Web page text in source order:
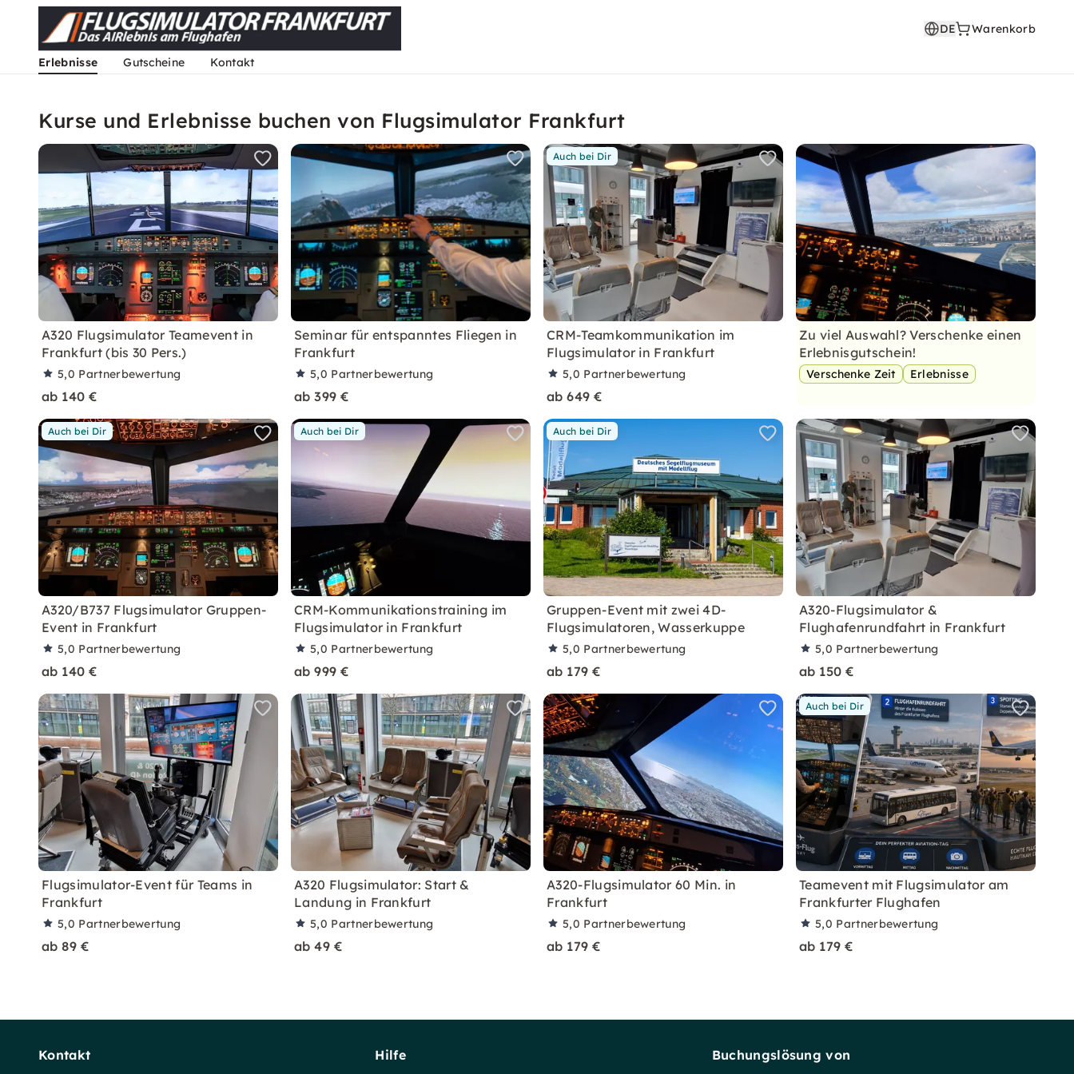
DE Warenkorb
Erlebnisse Gutscheine Kontakt
Kurse und Erlebnisse buchen von Flugsimulator Frankfurt
A320 Flugsimulator Teamevent in
Frankfurt (bis 30 Pers.)
5,0 Partnerbewertung
ab 140 €
Seminar für entspanntes Fliegen in
Frankfurt
5,0 Partnerbewertung
ab 399 €
Auch bei Dir
CRM-Teamkommunikation im
Flugsimulator in Frankfurt
5,0 Partnerbewertung
ab 649 €
Zu viel Auswahl? Verschenke einen
Erlebnisgutschein!
Verschenke Zeit Erlebnisse
Auch bei Dir
A320/B737 Flugsimulator Gruppen-
Event in Frankfurt
5,0 Partnerbewertung
ab 140 €
Auch bei Dir
CRM-Kommunikationstraining im
Flugsimulator in Frankfurt
5,0 Partnerbewertung
ab 999 €
Auch bei Dir
Gruppen-Event mit zwei 4D-
Flugsimulatoren, Wasserkuppe
5,0 Partnerbewertung
ab 179 €
A320-Flugsimulator &
Flughafenrundfahrt in Frankfurt
5,0 Partnerbewertung
ab 150 €
Flugsimulator-Event für Teams in
Frankfurt
5,0 Partnerbewertung
ab 89 €
A320 Flugsimulator: Start &
Landung in Frankfurt
5,0 Partnerbewertung
ab 49 €
A320-Flugsimulator 60 Min. in
Frankfurt
5,0 Partnerbewertung
ab 179 €
Auch bei Dir
Teamevent mit Flugsimulator am
Frankfurter Flughafen
5,0 Partnerbewertung
ab 179 €
Kontakt Hilfe Buchungslösung von